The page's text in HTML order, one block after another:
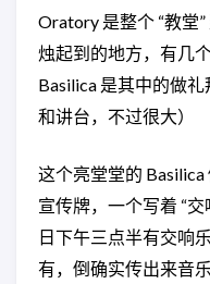
Oratory 是整个 “教堂
烛起到的地方，有几
Basilica 是其中的做
和讲台，不过很大）
这个亮堂堂的
宣传牌，一个写着 “
日下午三点半有交响
有，倒确实传出来音